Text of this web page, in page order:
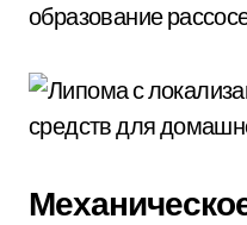
образование